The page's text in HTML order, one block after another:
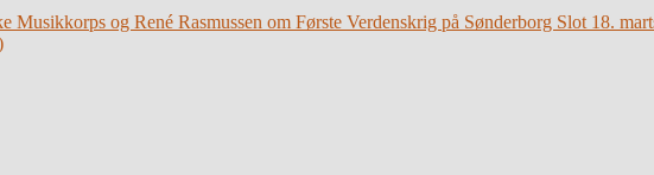
Musikkorps og René Rasmussen om Første Verdenskrig på Sønderborg Slot 18.